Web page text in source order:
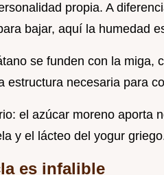
propia. A
bajar, aquí la humedad
se funden con la miga,
estructura necesaria para
el azúcar moreno aporta
y el lácteo del yogur
es infalible